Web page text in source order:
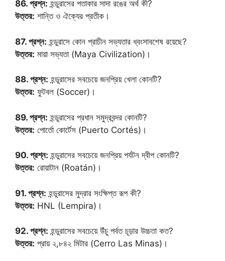
86. প্রশ্ন: হন্ডুরাসের পতাকার সাদা রঙের অর্থ কী?
উত্তর: শান্তি ও ঐক্যের প্রতীক।
87. প্রশ্ন: হন্ডুরাসে কোন প্রাচীন সভ্যতার ধ্বংসাবশেষ রয়েছে?
উত্তর: মায়া সভ্যতা (Maya Civilization)।
88. প্রশ্ন: হন্ডুরাসের সবচেয়ে জনপ্রিয় খেলা কোনটি?
উত্তর: ফুটবল (Soccer)।
89. প্রশ্ন: হন্ডুরাসের প্রধান সমুদ্রবন্দর কোনটি?
উত্তর: পোর্তো কোর্টেস (Puerto Cortés)।
90. প্রশ্ন: হন্ডুরাসের সবচেয়ে জনপ্রিয় পর্যটন দ্বীপ কোনটি?
উত্তর: রোয়াটান (Roatán)।
91. প্রশ্ন: হন্ডুরাসের মুদ্রার সংক্ষিপ্ত রূপ কী?
উত্তর: HNL (Lempira)।
92. প্রশ্ন: হন্ডুরাসের সবচেয়ে উঁচু পর্বত চূড়ার উচ্চতা কত?
উত্তর: প্রায় ২,৮৪২ মিটার (Cerro Las Minas)।